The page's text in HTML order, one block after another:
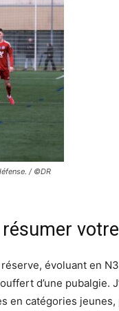
/ ©DR
évoluant en
d’une pubalgie.
en catégories